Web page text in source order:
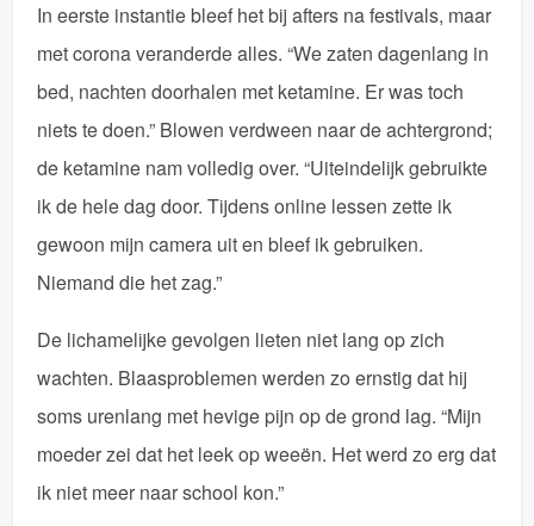
In eerste instantie bleef het bij afters na festivals, maar
met corona veranderde alles. “We zaten dagenlang in
bed, nachten doorhalen met ketamine. Er was toch
niets te doen.” Blowen verdween naar de achtergrond;
de ketamine nam volledig over. “Uiteindelijk gebruikte
ik de hele dag door. Tijdens online lessen zette ik
gewoon mijn camera uit en bleef ik gebruiken.
Niemand die het zag.”
De lichamelijke gevolgen lieten niet lang op zich
wachten. Blaasproblemen werden zo ernstig dat hij
soms urenlang met hevige pijn op de grond lag. “Mijn
moeder zei dat het leek op weeën. Het werd zo erg dat
ik niet meer naar school kon.”